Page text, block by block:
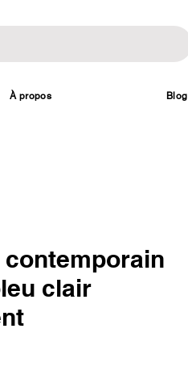
À propos Blog
contemporain
clair